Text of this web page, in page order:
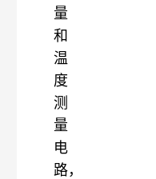
量
和
温
度
测
量
电
路，